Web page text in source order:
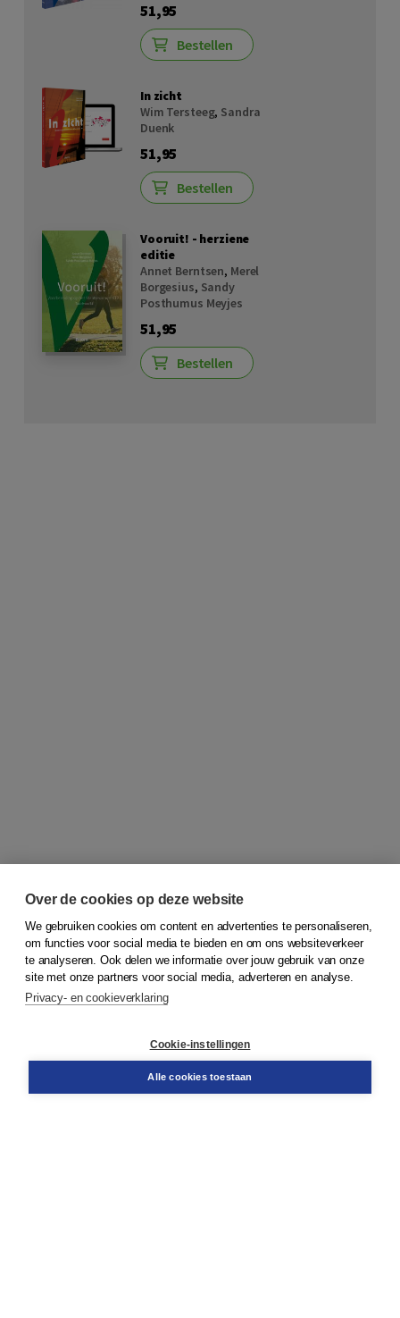
51,95
Bestellen
In zicht
Wim Tersteeg, Sandra
Duenk
51,95
Bestellen
Vooruit! - herziene
editie
Annet Berntsen, Merel
Borgesius, Sandy
Posthumus Meyjes
51,95
Bestellen
© 2026Koninklijke Boom uitgevers
Bestellen
Over de cookies op deze website
We gebruiken cookies om content en advertenties te personaliseren,
om functies voor social media te bieden en om ons websiteverkeer
te analyseren. Ook delen we informatie over jouw gebruik van onze
site met onze partners voor social media, adverteren en analyse.
Privacy- en cookieverklaring
Cookie-instellingen
Alle cookies toestaan